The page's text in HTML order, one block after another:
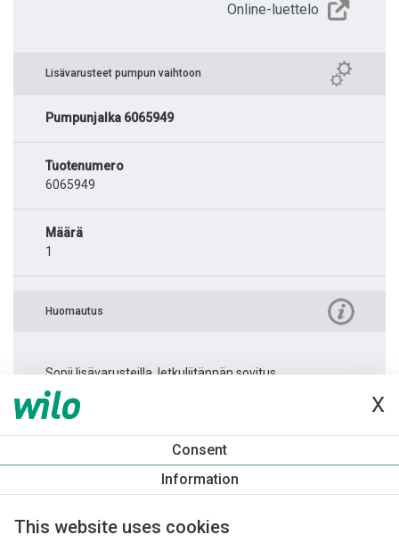
X
Consent
Information
This website uses cookies
Online-luettelo
Lisävarusteet pumpun vaihtoon
Pumpunjalka 6065949
Tuotenumero
6065949
Määrä
1
Huomautus
Sopii lisävarusteilla, letkuliitännän sovitus.
Tuotetietoa